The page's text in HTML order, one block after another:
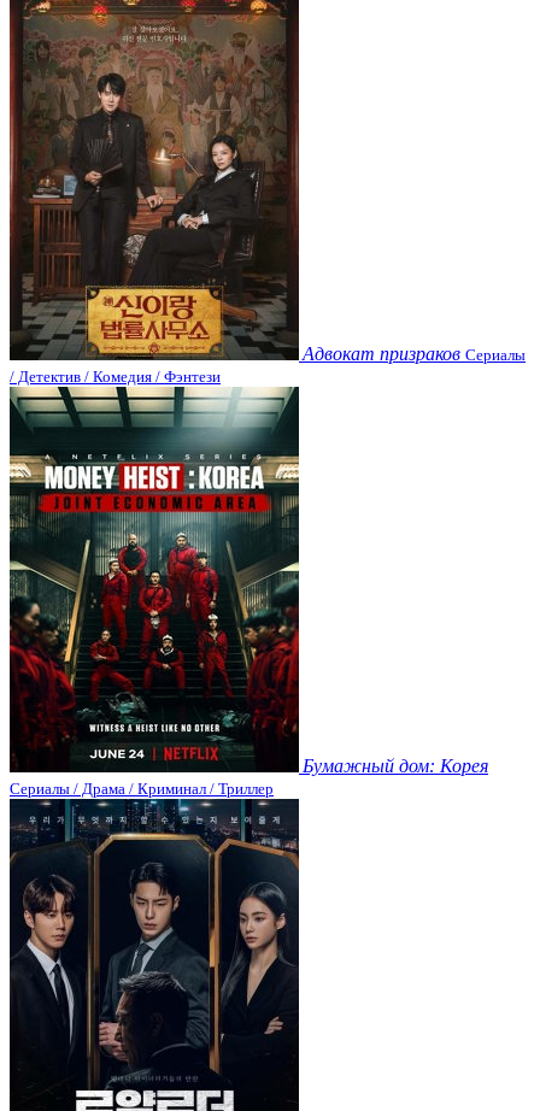
Адвокат призраков Сериалы
/ Детектив / Комедия / Фэнтези
Бумажный дом: Корея
Сериалы / Драма / Криминал / Триллер